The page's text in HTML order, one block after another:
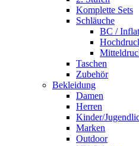
Komplette Sets
Schläuche
BC /
Taschen
Zubehör
Bekleidung
Damen
Herren
Kinder/
Marken
Outdoor